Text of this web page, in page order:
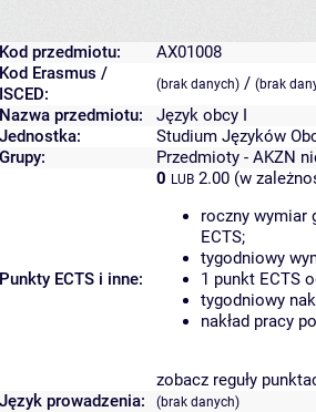
Kod przedmiotu:
AX01008
Kod Erasmus /
ISCED:
(brak danych) / (brak
Nazwa przedmiotu:
Język obcy I
Jednostka:
Studium Języków
Grupy:
Przedmioty - AKZN
Punkty ECTS i inne:
0 LUB 2.00 (w
roczny wymiar
ECTS;
tygodniowy
1 punkt ECTS
tygodniowy
nakład pracy
zobacz reguły
Język prowadzenia:
(brak danych)